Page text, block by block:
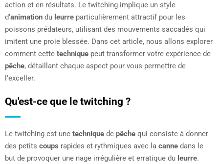
action et en résultats. Le twitching implique un style
d'animation du leurre particulièrement attractif pour les
poissons prédateurs, utilisant des mouvements saccadés qui
imitent une proie blessée. Dans cet article, nous allons explorer
comment cette technique peut transformer votre expérience de
pêche, détaillant chaque aspect pour vous permettre de
l'exceller.
Qu'est-ce que le twitching ?
Le twitching est une technique de pêche qui consiste à donner
des petits coups rapides et rythmiques avec la canne dans le
but de provoquer une nage irrégulière et erratique du leurre.